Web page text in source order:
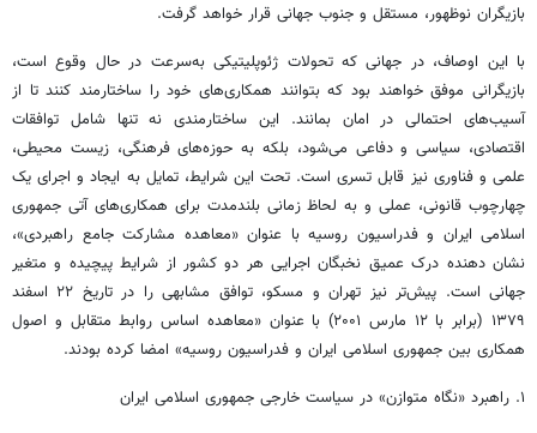
بازیگران نوظهور، مستقل و جنوب جهانی قرار خواهد گرفت.
با این اوصاف، در جهانی که تحولات ژئوپلیتیکی به‌سرعت در حال وقوع است،
بازیگرانی موفق خواهند بود که بتوانند همکاری‌های خود را ساختارمند کنند تا از
آسیب‌های احتمالی در امان بمانند. این ساختارمندینه تنها شامل توافقات
اقتصادی، سیاسی و دفاعی می‌شود، بلکه به حوزه‌های فرهنگی، زیست محیطی،
علمی و فناوری نیز قابل تسریاست. تحت این شرایط، تمایل به ایجاد و اجرای یک
چهارچوب قانونی، عملی و به لحاظ زمانی بلندمدت برای همکاری‌های آتی جمهوری
اسلامی ایران و فدراسیون روسیه با عنوان «معاهده مشارکت جامع راهبردی»،
نشان دهنده درک عمیق نخبگان اجرایی هر دو کشور از شرایط پیچیده و متغیر
جهانی است. پیش‌تر نیز تهران و مسکو، توافق مشابهی را در تاریخ ۲۲ اسفند
۱۳۷۹ (برابر با ۱۲ مارس ۲۰۰۱) با عنوان «معاهده اساس روابط متقابل و اصول
همکاری بین جمهوری اسلامی ایران و فدراسیون روسیه» امضا کرده بودند.
۱. راهبرد «نگاه متوازن» در سیاست خارجی جمهوری اسلامی ایران